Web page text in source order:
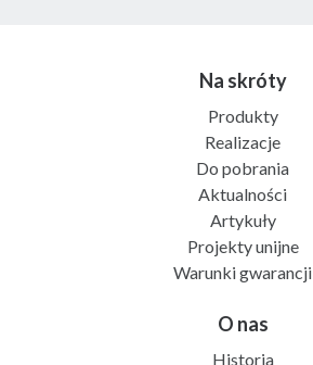
Na skróty
Produkty
Realizacje
Do pobrania
Aktualności
Artykuły
Projekty unijne
Warunki gwarancji
O nas
Historia